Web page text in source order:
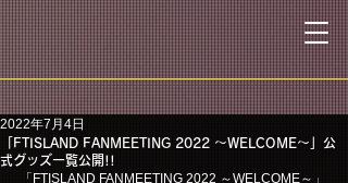
「FTISLAND FANMEETING 2022 ～WELCOME～」公
式グッズ一覧公開!!
2022年7月4日
「FTISLAND FANMEETING 2022 ～WELCOME～」